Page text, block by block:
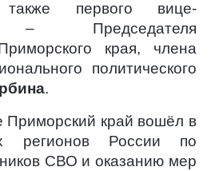
первого вице-
– Председателя
края, члена
политического
.
край вошёл в
регионов России по
СВО и оказанию мер